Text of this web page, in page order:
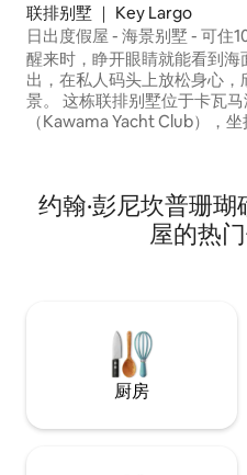
联排别墅 ｜ Key Largo
日出度假屋 - 海景别墅 - 可住
醒来时，睁开眼睛就能看到海
出，在私人码头上放松身心，
景。 这栋联排别墅位于卡瓦
（Kawama Yacht Club），坐
造。 在两个私人露台中的一个上，手里端
着咖啡，欣赏令人惊叹的日
和大西洋的美景。 这套装修
约翰·彭尼坎普珊
屋的热
厨房